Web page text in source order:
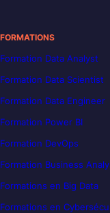
FORMATIONS
Formation Data Analyst
Formation Data Scientist
Formation Data Engineer
Formation Power BI
Formation DevOps
Formation Business
Formations en Big Data
Formations en